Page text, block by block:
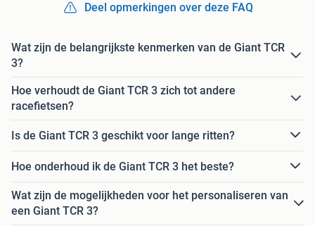
Deel opmerkingen over deze FAQ
Wat zijn de belangrijkste kenmerken van de Giant TCR
3?
Hoe verhoudt de Giant TCR 3 zich tot andere
racefietsen?
Is de Giant TCR 3 geschikt voor lange ritten?
Hoe onderhoud ik de Giant TCR 3 het beste?
Wat zijn de mogelijkheden voor het personaliseren van
een Giant TCR 3?